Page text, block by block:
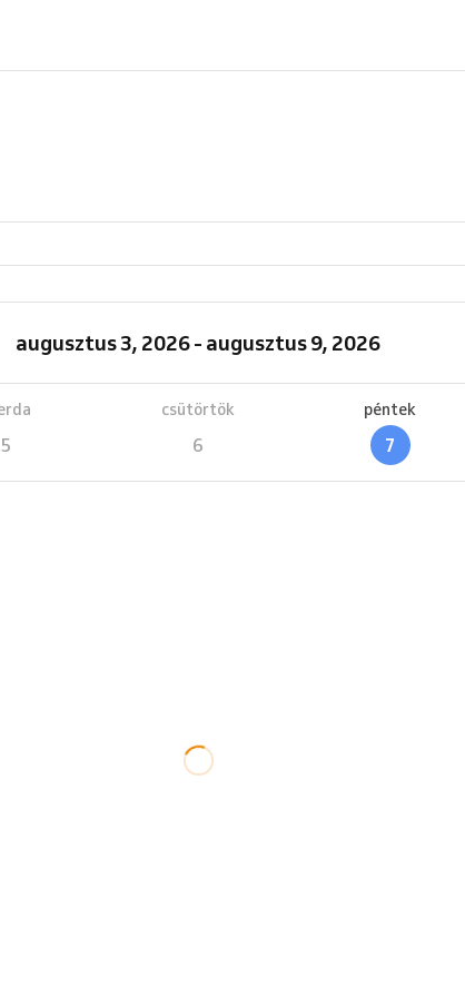
augusztus 3, 2026 - augusztus 9, 2026
5
csütörtök
6
péntek
7